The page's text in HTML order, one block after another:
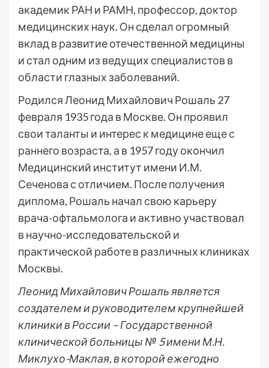
академик РАН и РАМН, профессор, доктор
медицинских наук. Он сделал огромный
вклад в развитие отечественной медицины
и стал одним из ведущих специалистов в
области глазных заболеваний.
Родился Леонид Михайлович Рошаль 27
февраля 1935 года в Москве. Он проявил
свои таланты и интерес к медицине еще с
раннего возраста, а в 1957 году окончил
Медицинский институт имени И.М.
Сеченова с отличием. После получения
диплома, Рошаль начал свою карьеру
врача-офтальмолога и активно участвовал
в научно-исследовательской и
практической работе в различных клиниках
Москвы.
Леонид Михайлович Рошаль является
создателем и руководителем крупнейшей
клиники в России – Государственной
клинической больницы № 5 имени М.Н.
Миклухо-Маклая, в которой ежегодно